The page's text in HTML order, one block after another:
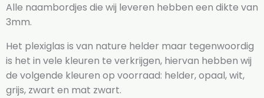
Alle naambordjes die wij leveren hebben een dikte van
3mm.
Het plexiglas is van nature helder maar tegenwoordig
is het in vele kleuren te verkrijgen, hiervan hebben wij
de volgende kleuren op voorraad: helder, opaal, wit,
grijs, zwart en mat zwart.